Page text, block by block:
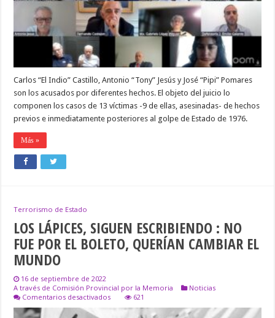
POR
CRÍMENES
COMETIDOS
EN
1976
Carlos “El Indio” Castillo, Antonio “Tony” Jesús y José “Pipi” Pomares
son los acusados por diferentes hechos. El objeto del juicio lo
componen los casos de 13 víctimas -9 de ellas, asesinadas- de hechos
previos e inmediatamente posteriores al golpe de Estado de 1976.
Más »
Terrorismo de Estado
LOS LÁPICES, SIGUEN ESCRIBIENDO : NO
FUE POR EL BOLETO, QUERÍAN CAMBIAR EL
MUNDO
16 de septiembre de 2022
A través de Comisión Provincial por la Memoria
Noticias
Comentarios desactivadosen
621